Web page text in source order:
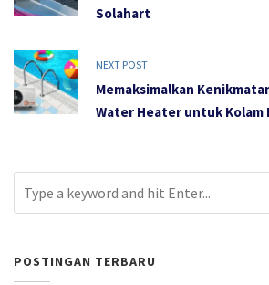
Solahart
NEXT POST
Memaksimalkan
Water Heater untuk Kolam
POSTINGAN TERBARU